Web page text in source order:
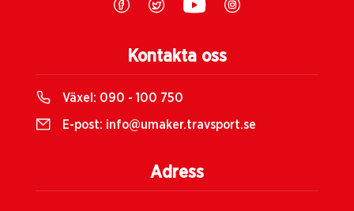
Kontakta oss
Växel: 090 - 100 750
E-post: info@umaker.travsport.se
Adress